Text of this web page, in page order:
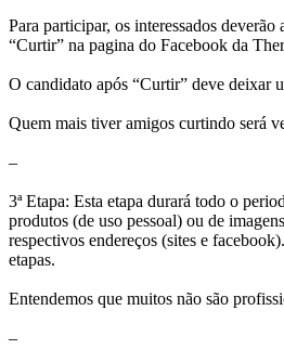
Para participar, os interessados
“Curtir” na pagina do Facebook da
O candidato após “Curtir” deve deixar
Quem mais tiver amigos curtindo será
–
3ª Etapa: Esta etapa durará todo o
produtos (de uso pessoal) ou de
respectivos endereços (sites e
etapas.
Entendemos que muitos não são
–